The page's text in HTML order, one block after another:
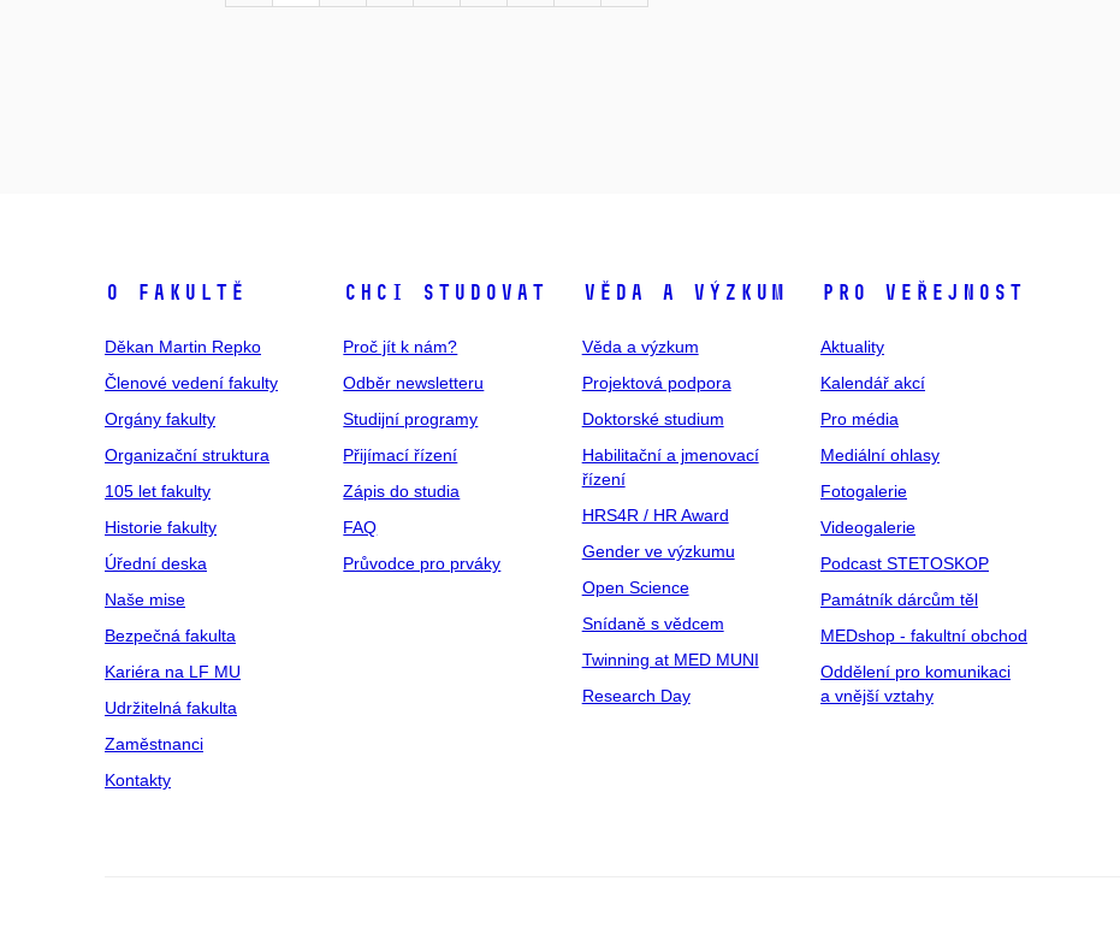
O fakultě
Děkan Martin Repko
Členové vedení fakulty
Orgány fakulty
Organizační struktura
105 let fakulty
Historie fakulty
Úřední deska
Naše mise
Bezpečná fakulta
Kariéra na LF MU
Udržitelná fakulta
Zaměstnanci
Kontakty
Chci studovat
Proč jít k nám?
Odběr newsletteru
Studijní programy
Přijímací řízení
Zápis do studia
FAQ
Průvodce pro prváky
Věda a výzkum
Věda a výzkum
Projektová podpora
Doktorské studium
Habilitační a jmenovací
řízení
HRS4R / HR Award
Gender ve výzkumu
Open Science
Snídaně s vědcem
Twinning at MED MUNI
Research Day
Pro veřejnost
Aktuality
Kalendář akcí
Pro média
Mediální ohlasy
Fotogalerie
Videogalerie
Podcast STETOSKOP
Památník dárcům těl
MEDshop - fakultní obchod
Oddělení pro komunikaci
a vnější vztahy